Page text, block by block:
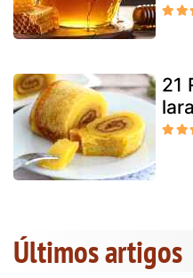
21
Últimos artigos